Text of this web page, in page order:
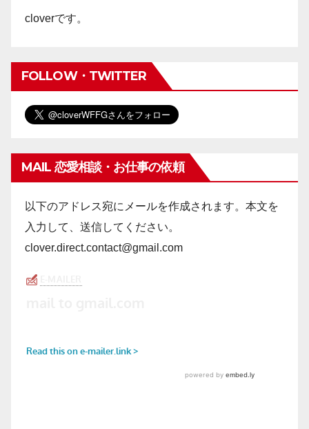
cloverです。
FOLLOW・TWITTER
MAIL 恋愛相談・お仕事の依頼
以下のアドレス宛にメールを作成されます。本文を
入力して、送信してください。
clover.direct.contact@gmail.com